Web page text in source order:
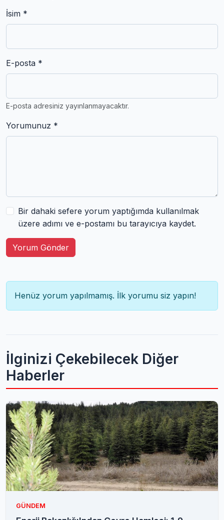
İsim *
E-posta *
E-posta adresiniz yayınlanmayacaktır.
Yorumunuz *
Bir dahaki sefere yorum yaptığımda kullanılmak
üzere adımı ve e-postamı bu tarayıcıya kaydet.
Yorum Gönder
Henüz yorum yapılmamış. İlk yorumu siz yapın!
İlginizi Çekebilecek Diğer
Haberler
GÜNDEM